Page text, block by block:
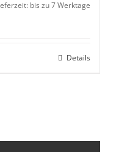
bis zu 7 Werktage
Details